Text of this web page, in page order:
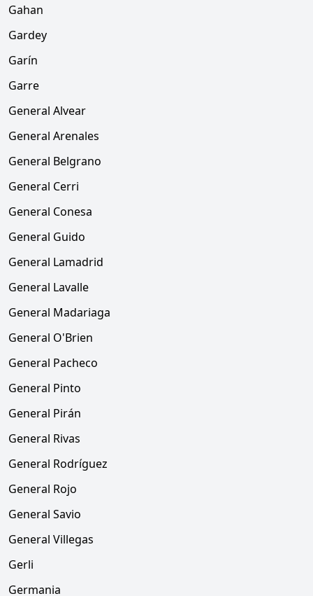
Gahan
Gardey
Garín
Garre
General Alvear
General Arenales
General Belgrano
General Cerri
General Conesa
General Guido
General Lamadrid
General Lavalle
General Madariaga
General O'Brien
General Pacheco
General Pinto
General Pirán
General Rivas
General Rodríguez
General Rojo
General Savio
General Villegas
Gerli
Germania